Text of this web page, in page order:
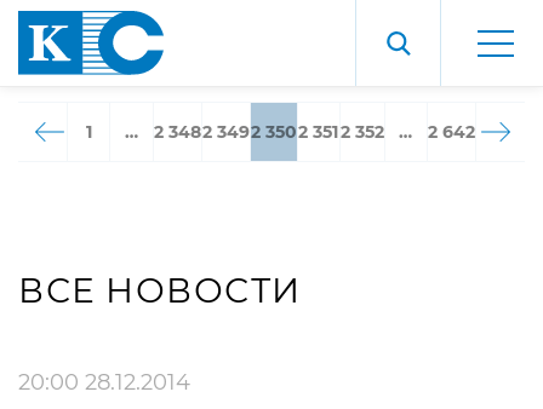
1 … 2 3482 3492 3502 3512 352 … 2 642
ВСЕ НОВОСТИ
20:00 28.12.2014